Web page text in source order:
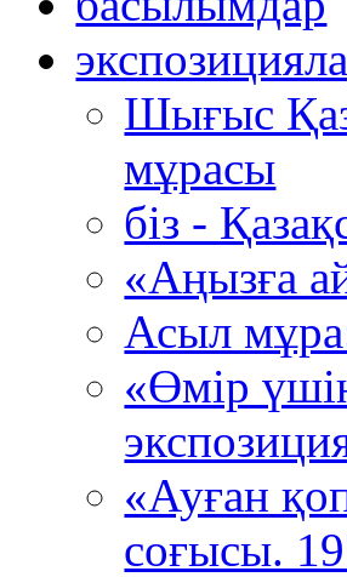
Шығыс
мұрасы
біз -
«Аңызға
Асыл
«Өмір
«Ауған
соғысы.